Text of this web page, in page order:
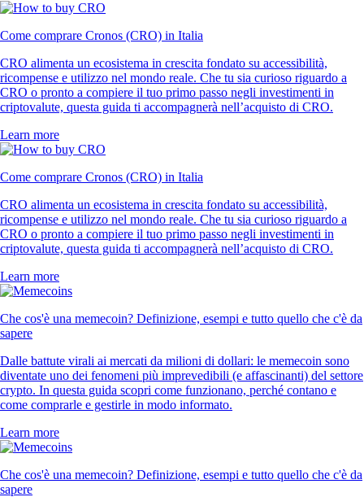
Come comprare Cronos (CRO) in Italia
CRO alimenta un ecosistema in crescita fondato su accessibilità,
ricompense e utilizzo nel mondo reale. Che tu sia curioso riguardo a
CRO o pronto a compiere il tuo primo passo negli investimenti in
criptovalute, questa guida ti accompagnerà nell’acquisto di CRO.
Learn more
Come comprare Cronos (CRO) in Italia
CRO alimenta un ecosistema in crescita fondato su accessibilità,
ricompense e utilizzo nel mondo reale. Che tu sia curioso riguardo a
CRO o pronto a compiere il tuo primo passo negli investimenti in
criptovalute, questa guida ti accompagnerà nell’acquisto di CRO.
Learn more
Che cos'è una memecoin? Definizione, esempi e tutto quello che c'è da
sapere
Dalle battute virali ai mercati da milioni di dollari: le memecoin sono
diventate uno dei fenomeni più imprevedibili (e affascinanti) del settore
crypto. In questa guida scopri come funzionano, perché contano e
come comprarle e gestirle in modo informato.
Learn more
Che cos'è una memecoin? Definizione, esempi e tutto quello che c'è da
sapere